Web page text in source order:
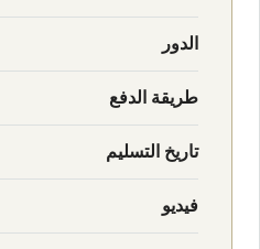
الدور
طريقة الدفع
تاريخ التسليم
فيديو